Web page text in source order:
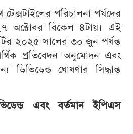
পরিচালনা পর্ষদের
অক্টোবর বিকেল ৪টায়। এই
২০২৫ সালের ৩০ জুন পর্যন্ত
প্রতিবেদন অনুমোদন এবং
ডিভিডেন্ড ঘোষণার সিদ্ধান্ত
এবং বর্তমান ইপিএস